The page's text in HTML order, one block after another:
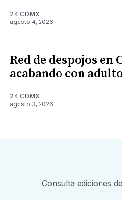
24 CDMX
agosto 4, 2026
Red de despojos en
acabando con
24 CDMX
agosto 3, 2026
Consulta ediciones